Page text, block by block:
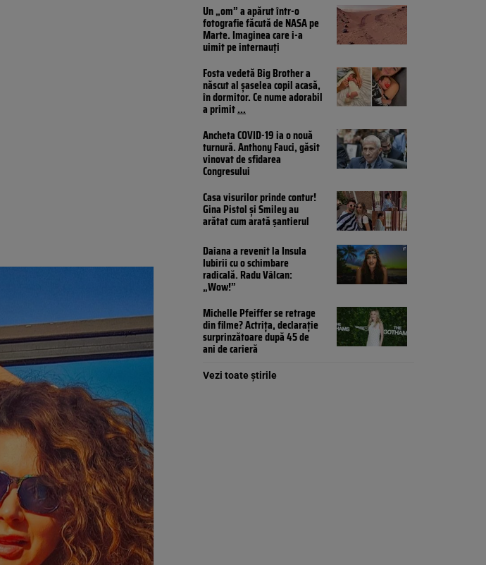
Un „om” a apărut într-o
fotografie făcută de NASA pe
Marte. Imaginea care i-a
uimit pe internauți
Fosta vedetă Big Brother a
născut al șaselea copil acasă,
în dormitor. Ce nume adorabil
a primit...
Ancheta COVID-19 ia o nouă
turnură. Anthony Fauci, găsit
vinovat de sfidarea
Congresului
Casa visurilor prinde contur!
Gina Pistol și Smiley au
arătat cum arată șantierul
Daiana a revenit la Insula
Iubirii cu o schimbare
radicală. Radu Vâlcan:
„Wow!”
Michelle Pfeiffer se retrage
din filme? Actrița, declarație
surprinzătoare după 45 de
ani de carieră
Vezi toate știrile